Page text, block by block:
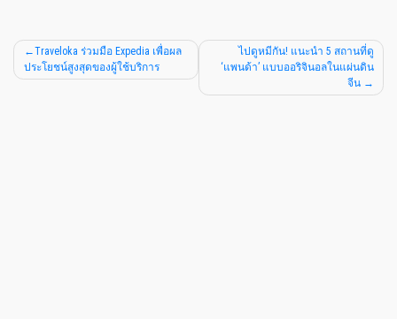
Traveloka ร่วมมือ Expedia เพื่อผล
ประโยชน์สูงสุดของผู้ใช้บริการ
ไปดูหมีกัน! แนะนำ 5 สถานที่ดู
‘แพนด้า’ แบบออริจินอลในแผ่นดิน
จีน